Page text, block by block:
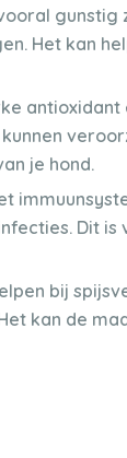
Het kan
je hond.
Dit is
bij
kan de